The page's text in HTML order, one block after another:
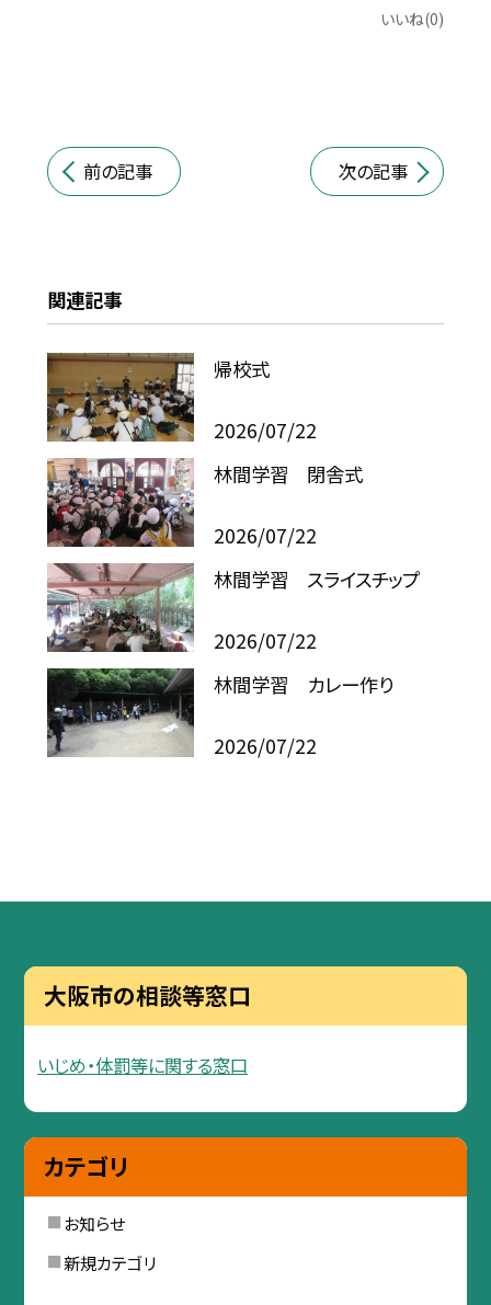
いいね(0)
前の記事 次の記事
関連記事
帰校式
2026/07/22
林間学習 閉舎式
2026/07/22
林間学習 スライスチップ
2026/07/22
林間学習 カレー作り
2026/07/22
大阪市の相談等窓口
いじめ・体罰等に関する窓口
カテゴリ
お知らせ
新規カテゴリ